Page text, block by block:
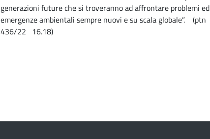
generazioni future che si troveranno ad affrontare problemi ed
emergenze ambientali sempre nuovi e su scala globale”. (ptn
436/22 16.18)